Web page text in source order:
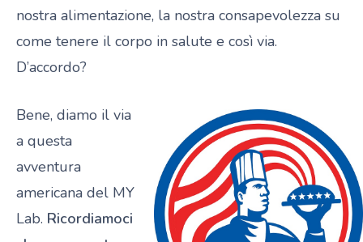
nostra alimentazione, la nostra consapevolezza su
come tenere il corpo in salute e così via.
D’accordo?
Bene, diamo il via
a questa
avventura
americana del MY
Lab. Ricordiamoci